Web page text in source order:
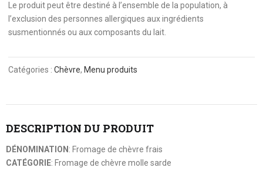
Le produit peut être destiné à l’ensemble de la population, à
l’exclusion des personnes allergiques aux ingrédients
susmentionnés ou aux composants du lait.
Catégories :Chèvre, Menu produits
DESCRIPTION DU PRODUIT
DÉNOMINATION : Fromage de chèvre frais
CATÉGORIE: Fromage de chèvre molle sarde